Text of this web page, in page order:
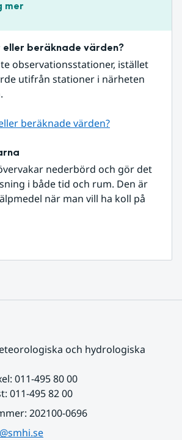
mer
beräknade värden?
observationsstationer, istället
utifrån stationer i närheten
beräknade värden?
nederbörd och gör det
i både tid och rum. Den är
när man vill ha koll på
och hydrologiska
011-495 80 00
011-495 82 00
202100-0696